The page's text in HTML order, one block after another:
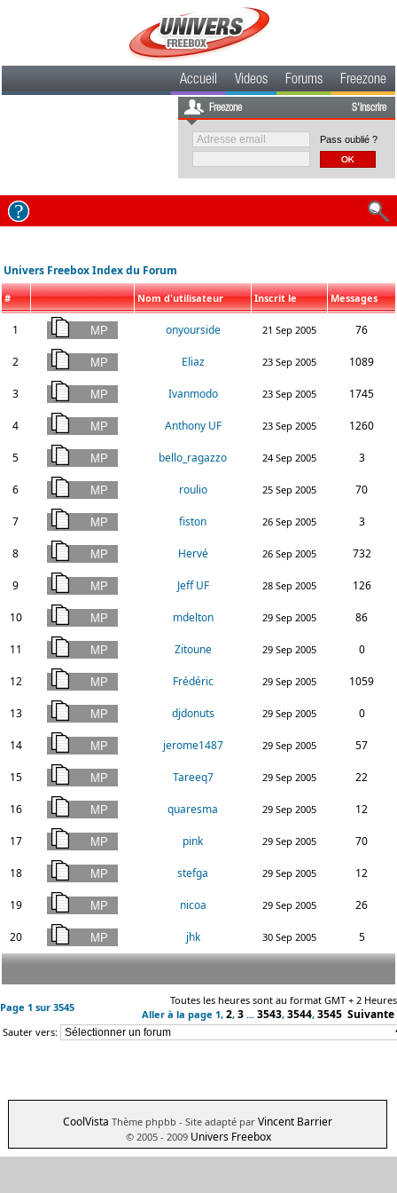
Accueil Videos Forums Freezone
Freezone S'inscrire
Pass oublié ?
Univers Freebox Index du Forum
# Nom d'utilisateur Inscrit le Messages
1 onyourside 21 Sep 2005 76
2 Eliaz 23 Sep 2005 1089
3 Ivanmodo 23 Sep 2005 1745
4 Anthony UF 23 Sep 2005 1260
5 bello_ragazzo 24 Sep 2005 3
6 roulio 25 Sep 2005 70
7 fiston 26 Sep 2005 3
8 Hervé 26 Sep 2005 732
9 Jeff UF 28 Sep 2005 126
10 mdelton 29 Sep 2005 86
11 Zitoune 29 Sep 2005 0
12 Frédéric 29 Sep 2005 1059
13 djdonuts 29 Sep 2005 0
14 jerome1487 29 Sep 2005 57
15 Tareeq7 29 Sep 2005 22
16 quaresma 29 Sep 2005 12
17 pink 29 Sep 2005 70
18 stefga 29 Sep 2005 12
19 nicoa 29 Sep 2005 26
20 jhk 30 Sep 2005 5
Page 1 sur 3545
Toutes les heures sont au format GMT + 2 Heures
Aller à la page 1, 2, 3 ... 3543, 3544, 3545 Suivante
Sauter vers:
CoolVista Thème phpbb - Site adapté par Vincent Barrier
© 2005 - 2009 Univers Freebox